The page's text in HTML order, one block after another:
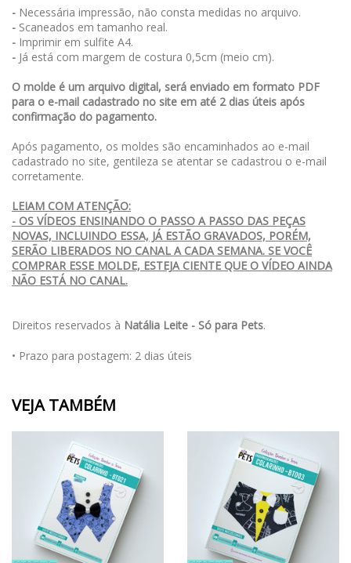
- Necessária impressão, não consta medidas no arquivo.
- Scaneados em tamanho real.
- Imprimir em sulfite A4.
- Já está com margem de costura 0,5cm (meio cm).
O molde é um arquivo digital, será enviado em formato PDF
para o e-mail cadastrado no site em até 2 dias úteis após
confirmação do pagamento.
Após pagamento, os moldes são encaminhados ao e-mail
cadastrado no site, gentileza se atentar se cadastrou o e-mail
corretamente.
LEIAM COM ATENÇÃO:
- OS VÍDEOS ENSINANDO O PASSO A PASSO DAS PEÇAS
NOVAS, INCLUINDO ESSA, JÁ ESTÃO GRAVADOS, PORÉM,
SERÃO LIBERADOS NO CANAL A CADA SEMANA. SE VOCÊ
COMPRAR ESSE MOLDE, ESTEJA CIENTE QUE O VÍDEO AINDA
NÃO ESTÁ NO CANAL.
Direitos reservados à Natália Leite - Só para Pets.
• Prazo para postagem: 2 dias úteis
VEJA TAMBÉM